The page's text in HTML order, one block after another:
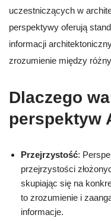
uczestniczących w
perspektywy oferują
informacji
zrozumienie między
Dlaczego
perspektyw
Przejrzystość:
przejrzystości
skupiając się na
to zrozumienie i
informacje.